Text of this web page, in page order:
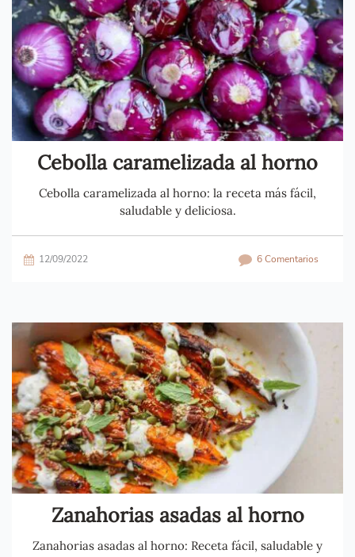
Cebolla caramelizada al horno
Cebolla caramelizada al horno: la receta más fácil,
saludable y deliciosa.
12/09/2022 6 Comentarios
Zanahorias asadas al horno
Zanahorias asadas al horno: Receta fácil, saludable y